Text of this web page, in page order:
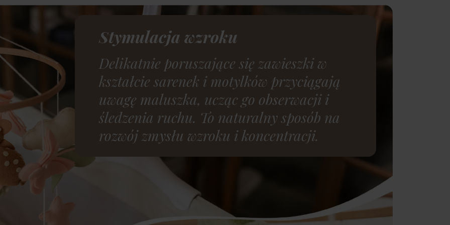
Stymulacja wzroku
Delikatnie poruszające się zawieszki w
kształcie sarenek i motylków przyciągają
uwagę maluszka, ucząc go obserwacji i
śledzenia ruchu. To naturalny sposób na
rozwój zmysłu wzroku i koncentracji.